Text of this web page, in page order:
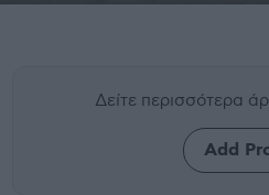
Δείτε περισσότερα
Add